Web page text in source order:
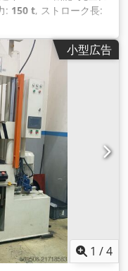
: 150 t, ストローク長:
ラム）, 装備:ドキュメ
小型広告
1 /4